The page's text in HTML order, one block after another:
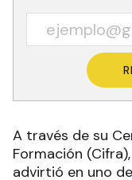
A través de su
Formación
advirtió en uno